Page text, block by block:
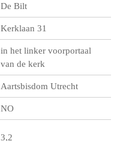
De Bilt
Kerklaan 31
in het linker voorportaal
van de kerk
Aartsbisdom Utrecht
NO
3,2